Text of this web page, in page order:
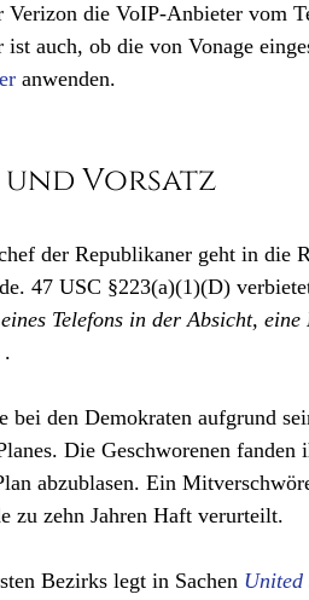
die VoIP-Anbieter vom
auch, ob die von Vonage
anwenden.
Vorsatz
der Republikaner geht in die
47 USC §223(a)(1)(D)
Telefons in der Absicht,
.
den Demokraten aufgrund
Die Geschworenen fanden
abzublasen. Ein
zu zehn Jahren Haft verurteilt.
Bezirks legt in Sachen United